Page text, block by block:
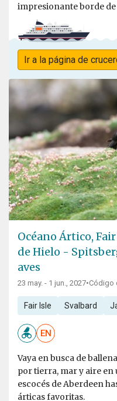
impresionante borde de
Ir a la página de
Océano Ártico,
de Hielo -
aves
23 may. - 1 jun., 2027•Código
Fair Isle Svalbard
EN
Vaya en busca de
por tierra, mar y aire en
escocés de Aberdeen
árticas favoritas.